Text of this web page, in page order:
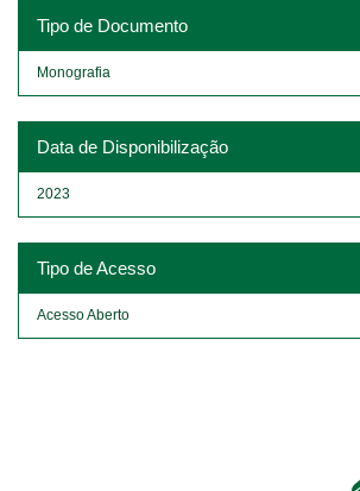
Tipo de Documento
Monografia
Data de Disponibilização
2023
Tipo de Acesso
Acesso Aberto